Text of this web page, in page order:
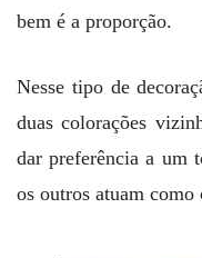
bem é a proporção.
Nesse tipo de
duas colorações
dar preferência a um
os outros atuam como